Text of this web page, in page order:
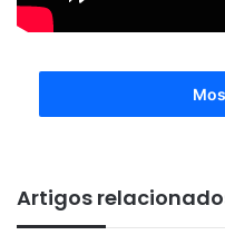
Artigos